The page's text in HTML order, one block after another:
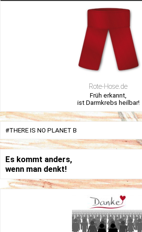
Rote-Hose.de
Früh erkannt,
ist Darmkrebs heilbar!
#THERE IS NO PLANET B
Es kommt anders,
wenn man denkt!